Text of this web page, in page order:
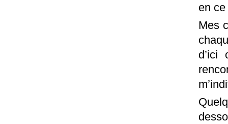
en
Mes
d’ici